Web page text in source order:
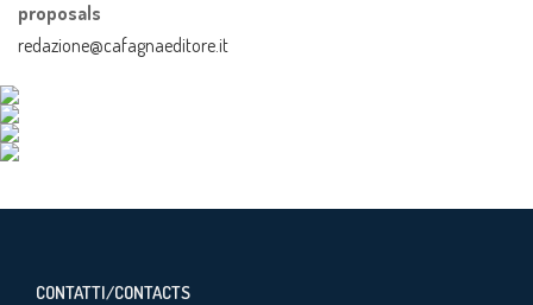
proposals
redazione@cafagnaeditore.it
CONTATTI/CONTACTS